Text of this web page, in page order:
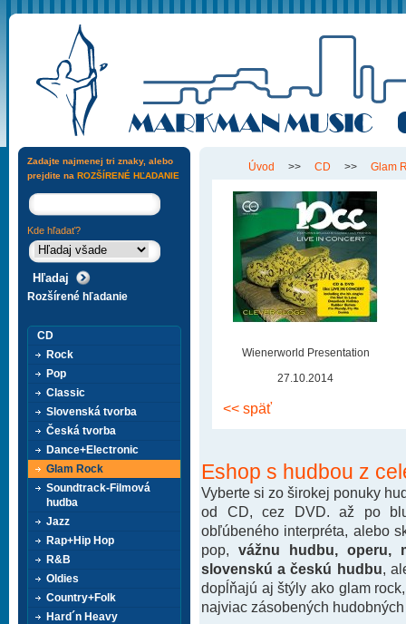
Úvod >> CD >> Glam
Wienerworld Presentation
27.10.2014
<< späť
Eshop s hudbou z
Vyberte si zo širokej ponuky
od CD, cez DVD. až po
obľúbeného interpréta, alebo
pop, vážnu hudbu, operu,
slovenskú a českú hudbu ,
dopĺňajú aj štýly ako glam
najviac zásobených
Zadajte najmenej tri znaky, alebo
prejdite na ROZŠÍRENÉ HĽADANIE
Kde hľadať?
Rozšírené hľadanie
CD
Rock
Pop
Classic
Slovenská tvorba
Česká tvorba
Dance+Electronic
Glam Rock
Soundtrack-Filmová
hudba
Jazz
Rap+Hip Hop
R&B
Oldies
Country+Folk
Hard´n Heavy